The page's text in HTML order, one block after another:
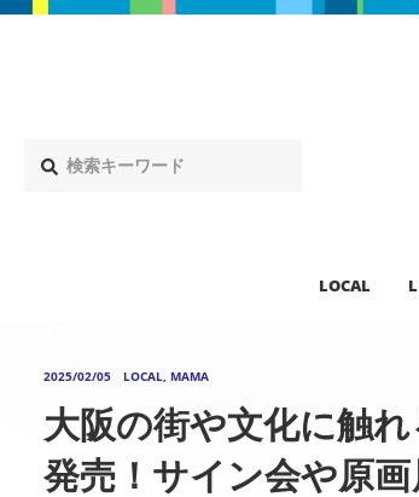
LOCAL
2025/02/05 LOCAL, MAMA
大阪の街や文化に触
発売！サイン会や原画